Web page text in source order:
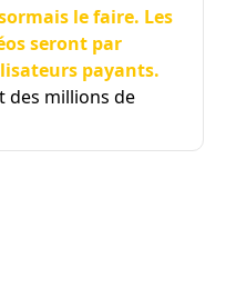
le faire. Les
seront par
payants.
des millions de